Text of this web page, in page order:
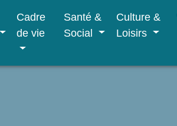
Cadre
de vie
Santé &
Social
Culture &
Loisirs